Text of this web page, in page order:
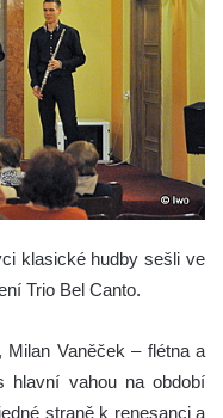
klasické hudby sešli ve
Trio Bel Canto.
Milan Vaněček – flétna a
hlavní vahou na období
straně k renesanci a